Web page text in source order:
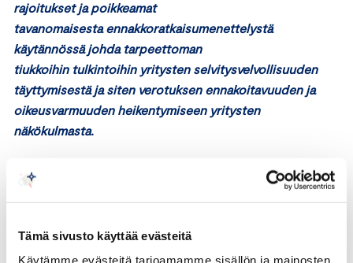
Tämä sivusto käyttää evästeitä
Käytämme evästeitä tarjoamamme sisällön ja mainosten
rajoitukset ja poikkeamat
tavanomaisesta ennakkoratkaisumenettelystä
käytännössä johda tarpeettoman
tiukkoihin tulkintoihin yritysten selvitysvelvollisuuden
täyttymisestä ja siten verotuksen ennakoitavuuden ja
oikeusvarmuuden heikentymiseen yritysten
näkökulmasta.
Yleinen veronkiertosäännös
tarpeellinen tasapainottava elementti sääntelyssä sen